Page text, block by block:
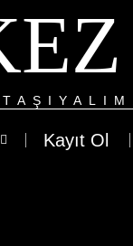
Kayıt Ol